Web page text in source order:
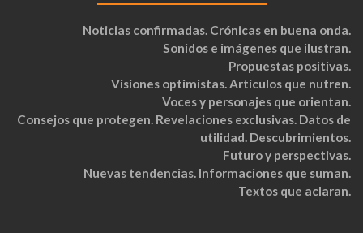
Noticias confirmadas. Crónicas en buena onda.
Sonidos e imágenes que ilustran.
Propuestas positivas.
Visiones optimistas. Artículos que nutren.
Voces y personajes que orientan.
Consejos que protegen. Revelaciones exclusivas. Datos de
utilidad. Descubrimientos.
Futuro y perspectivas.
Nuevas tendencias. Informaciones que suman.
Textos que aclaran.